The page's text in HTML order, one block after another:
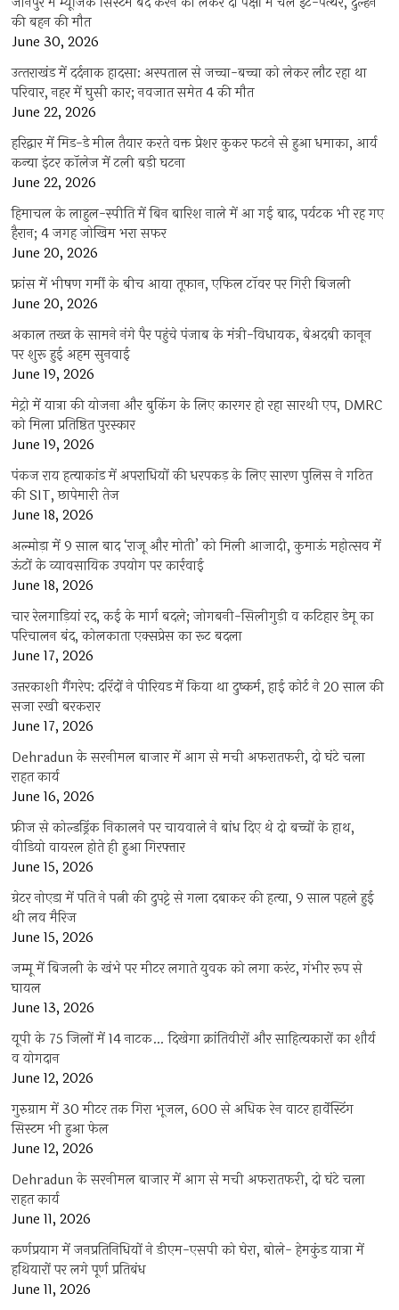
की बहन की मौत
June 30, 2026
उत्‍तराखंड में दर्दनाक हादसा: अस्पताल से जच्चा-बच्चा को लेकर लौट रहा था
परिवार, नहर में घुसी कार; नवजात समेत 4 की मौत
June 22, 2026
हरिद्वार में मिड-डे मील तैयार करते वक्त प्रेशर कुकर फटने से हुआ धमाका, आर्य
कन्या इंटर कॉलेज में टली बड़ी घटना
June 22, 2026
हिमाचल के लाहुल-स्पीति में बिन बारिश नाले में आ गई बाढ़, पर्यटक भी रह गए
हैरान; 4 जगह जोखिम भरा सफर
June 20, 2026
फ्रांस में भीषण गर्मी के बीच आया तूफान, एफिल टॉवर पर गिरी बिजली
June 20, 2026
अकाल तख्त के सामने नंगे पैर पहुंचे पंजाब के मंत्री-विधायक, बेअदबी कानून
पर शुरू हुई अहम सुनवाई
June 19, 2026
मेट्रो में यात्रा की योजना और बुकिंग के लिए कारगर हो रहा सारथी एप, DMRC
को मिला प्रतिष्ठित पुरस्कार
June 19, 2026
पंकज राय हत्याकांड में अपराधियों की धरपकड़ के लिए सारण पुलिस ने गठित
की SIT, छापेमारी तेज
June 18, 2026
अल्मोड़ा में 9 साल बाद ‘राजू और मोती’ को मिली आजादी, कुमाऊं महोत्सव में
ऊंटों के व्यावसायिक उपयोग पर कार्रवाई
June 18, 2026
चार रेलगाड़ियां रद, कई के मार्ग बदले; जोगबनी-सिलीगुड़ी व कटिहार डेमू का
परिचालन बंद, कोलकाता एक्सप्रेस का रूट बदला
June 17, 2026
उत्तरकाशी गैंगरेप: दरिंदों ने पीरियड में किया था दुष्कर्म, हाई कोर्ट ने 20 साल की
सजा रखी बरकरार
June 17, 2026
Dehradun के सरनीमल बाजार में आग से मची अफरातफरी, दो घंटे चला
राहत कार्य
June 16, 2026
फ्रीज से कोल्डड्रिंक निकालने पर चायवाले ने बांध दिए थे दो बच्चों के हाथ,
वीडियो वायरल होते ही हुआ गिरफ्तार
June 15, 2026
ग्रेटर नोएडा में पति ने पत्नी की दुपट्टे से गला दबाकर की हत्या, 9 साल पहले हुई
थी लव मैरिज
June 15, 2026
जम्मू में बिजली के खंभे पर मीटर लगाते युवक को लगा करंट, गंभीर रूप से
घायल
June 13, 2026
यूपी के 75 जिलों में 14 नाटक… दिखेगा क्रांतिवीरों और साहित्यकारों का शौर्य
व योगदान
June 12, 2026
गुरुग्राम में 30 मीटर तक गिरा भूजल, 600 से अधिक रेन वाटर हार्वेस्टिंग
सिस्टम भी हुआ फेल
June 12, 2026
Dehradun के सरनीमल बाजार में आग से मची अफरातफरी, दो घंटे चला
राहत कार्य
June 11, 2026
कर्णप्रयाग में जनप्रतिनिधियों ने डीएम-एसपी को घेरा, बोले- हेमकुंड यात्रा में
हथियारों पर लगे पूर्ण प्रतिबंध
June 11, 2026